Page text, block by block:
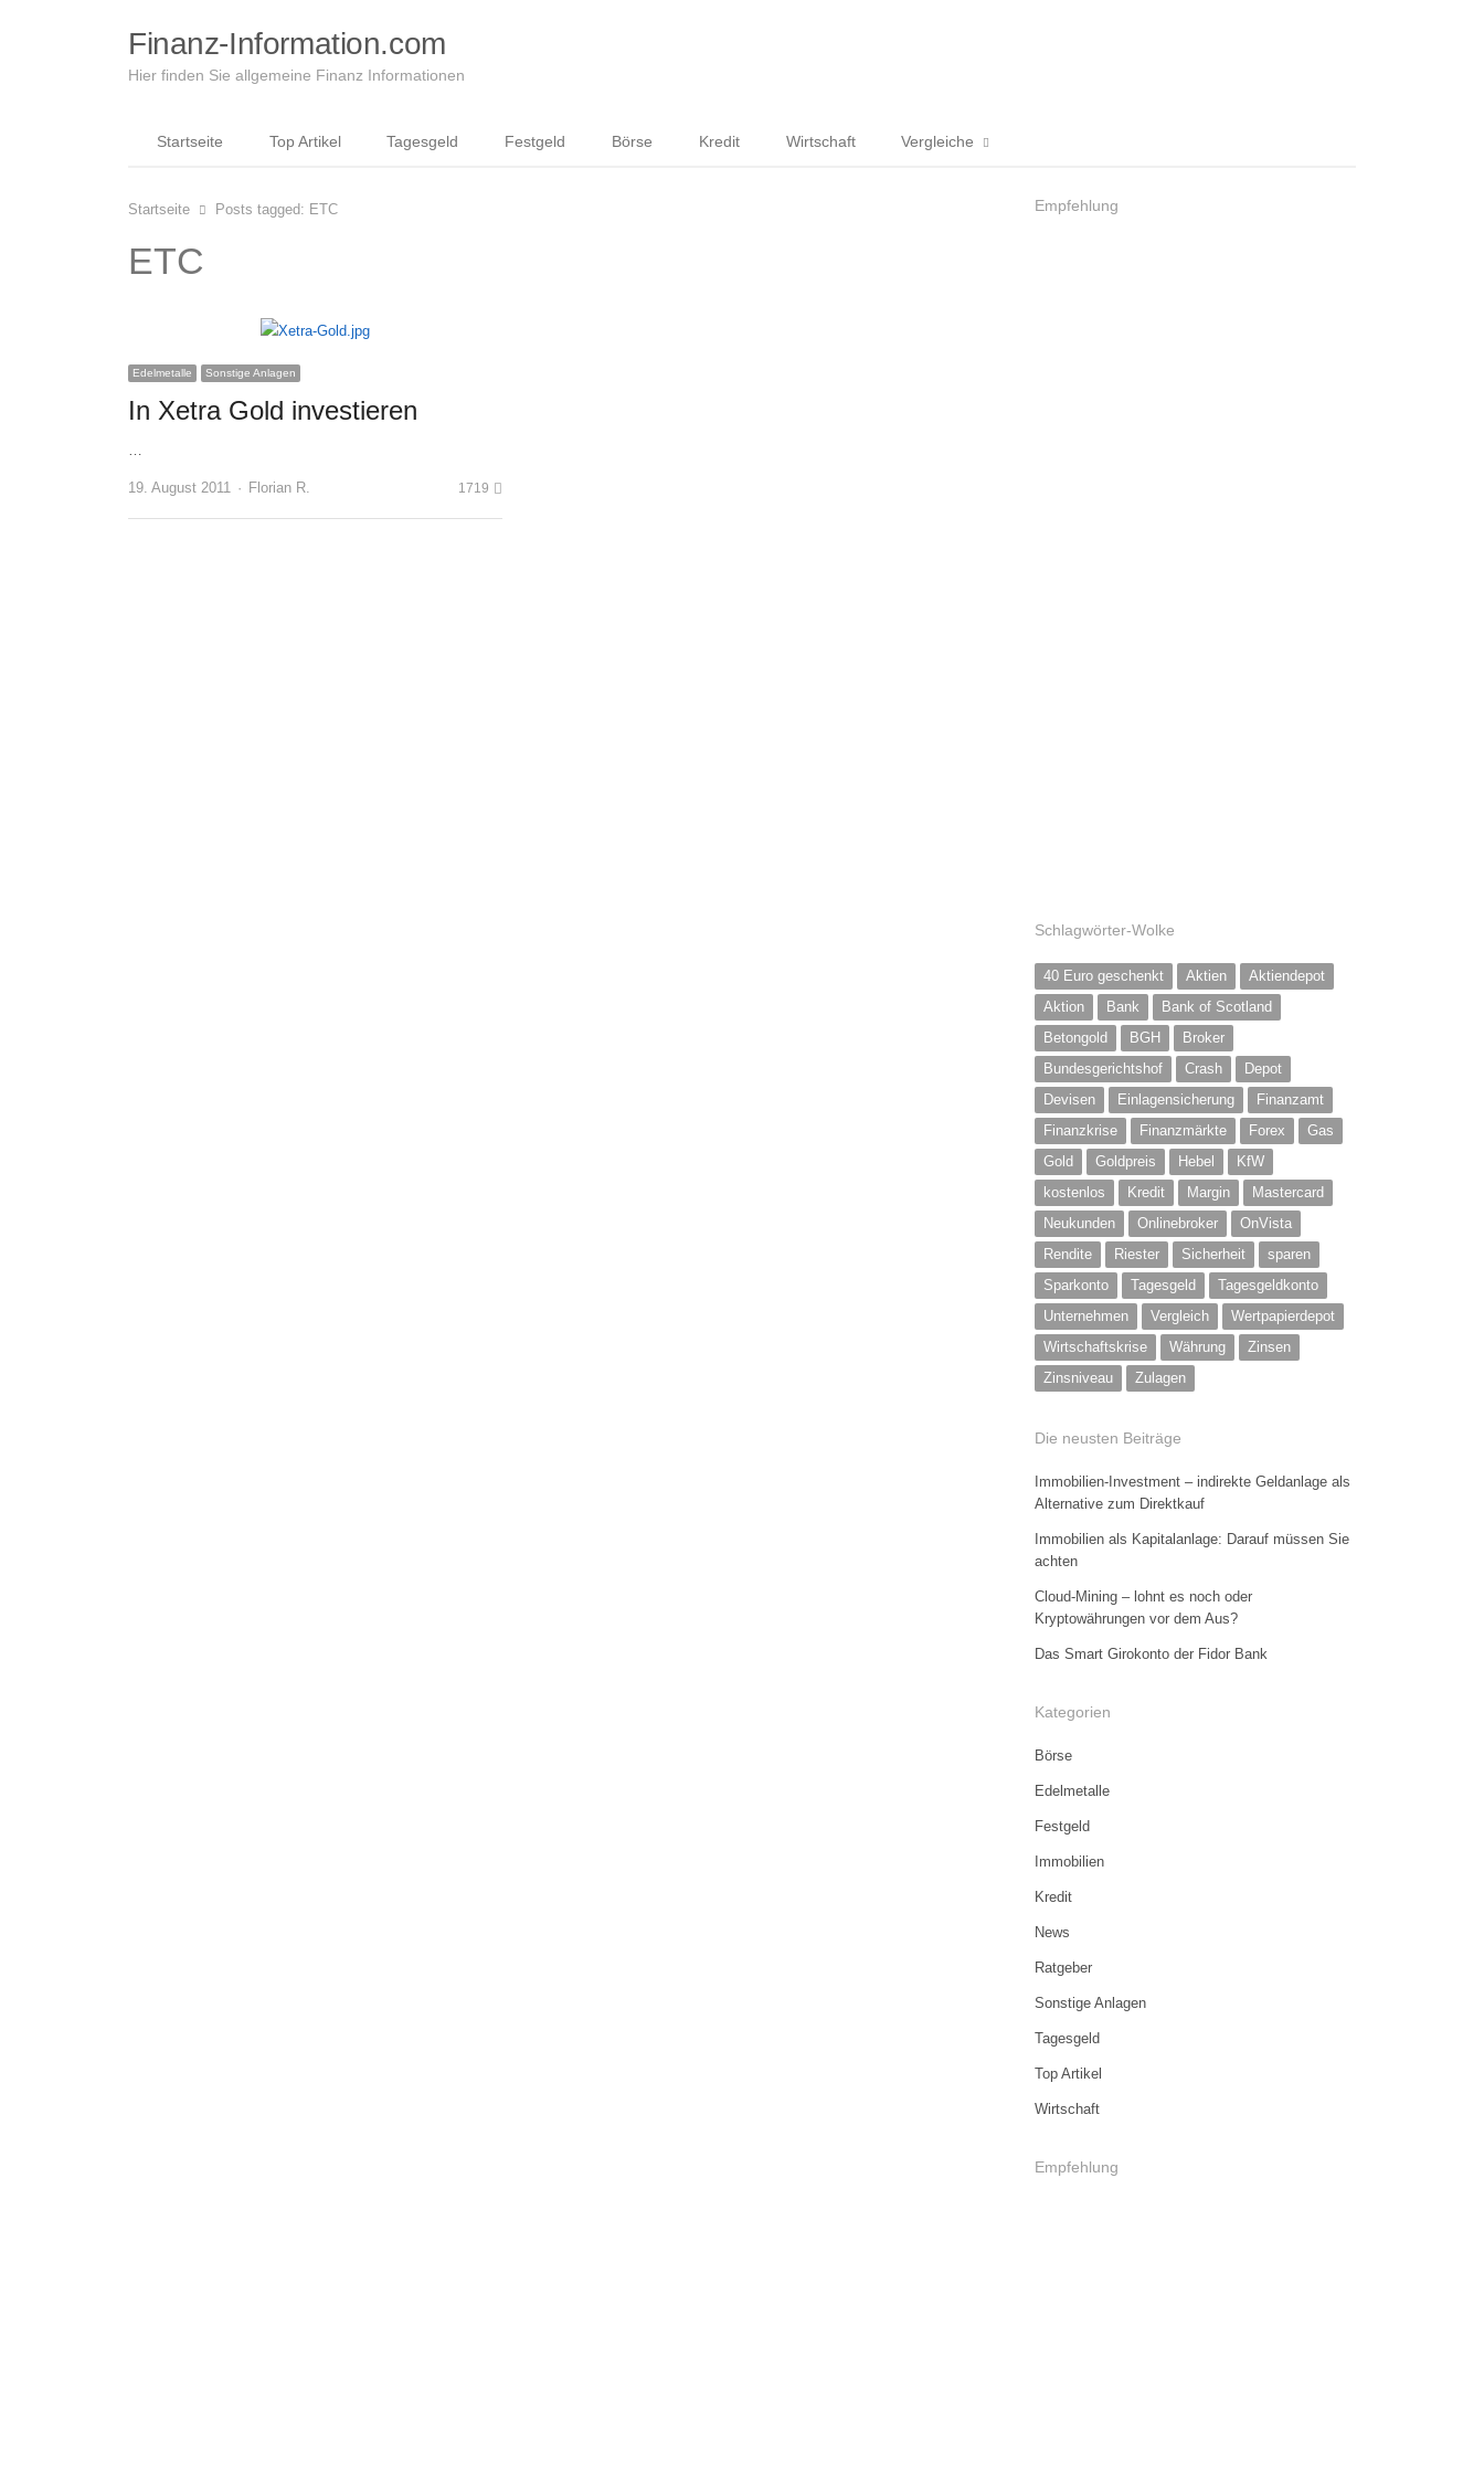
Finanz-Information.com
Hier finden Sie allgemeine Finanz Informationen
Startseite Top Artikel Tagesgeld Festgeld Börse Kredit Wirtschaft Vergleiche
Startseite Posts tagged: ETC
ETC
Edelmetalle Sonstige Anlagen
In Xetra Gold investieren
…
19. August 2011 Author
Florian R. 1719
Empfehlung
Schlagwörter-Wolke
40 Euro geschenkt Aktien
Aktiendepot
Aktion
Bank
Bank of Scotland
Betongold
BGH
Broker
Bundesgerichtshof
Crash
Depot
Devisen
Einlagensicherung
Finanzamt
Finanzkrise
Finanzmärkte Forex
Gas
Gold
Goldpreis Hebel
KfW
kostenlos
Kredit Margin
Mastercard
Neukunden
Onlinebroker
OnVista
Rendite
Riester Sicherheit
sparen
Sparkonto
Tagesgeld
Tagesgeldkonto
Unternehmen
Vergleich
Wertpapierdepot
Wirtschaftskrise
Währung
Zinsen
Zinsniveau
Zulagen
Die neusten Beiträge
Immobilien-Investment – indirekte Geldanlage als
Alternative zum Direktkauf
Immobilien als Kapitalanlage: Darauf müssen Sie
achten
Cloud-Mining – lohnt es noch oder
Kryptowährungen vor dem Aus?
Das Smart Girokonto der Fidor Bank
Kategorien
Börse
Edelmetalle
Festgeld
Immobilien
Kredit
News
Ratgeber
Sonstige Anlagen
Tagesgeld
Top Artikel
Wirtschaft
Empfehlung